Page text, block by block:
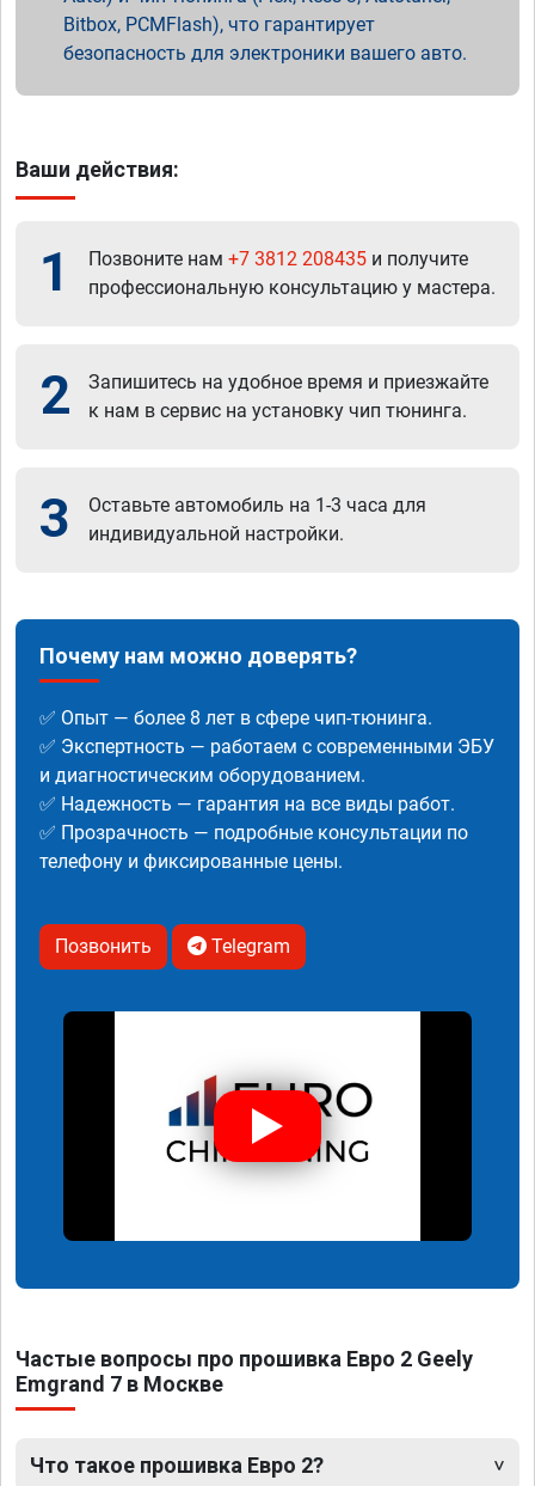
Bitbox, PCMFlash), что гарантирует
безопасность для электроники вашего авто.
Ваши действия:
1 Позвоните нам +7 3812 208435 и получите
профессиональную консультацию у мастера.
2
Запишитесь на удобное время и приезжайте
к нам в сервис на установку чип тюнинга.
3
Оставьте автомобиль на 1-3 часа для
индивидуальной настройки.
Почему нам можно доверять?
✅ Опыт — более 8 лет в сфере чип-тюнинга.
✅ Экспертность — работаем с современными ЭБУ
и диагностическим оборудованием.
✅ Надежность — гарантия на все виды работ.
✅ Прозрачность — подробные консультации по
телефону и фиксированные цены.
Позвонить Telegram
Частые вопросы про прошивка Евро 2 Geely
Emgrand 7 в Москве
Что такое прошивка Евро 2?